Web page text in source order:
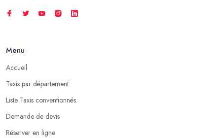
Menu
Accueil
Taxis par département
Liste Taxis conventionnés
Demande de devis
Réserver en ligne